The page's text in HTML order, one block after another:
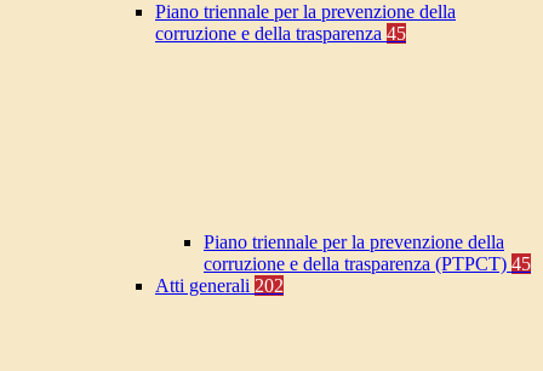
Piano triennale per la prevenzione della
corruzione e della trasparenza 45
Piano triennale per la prevenzione della
corruzione e della trasparenza (PTPCT) 45
Atti generali 202